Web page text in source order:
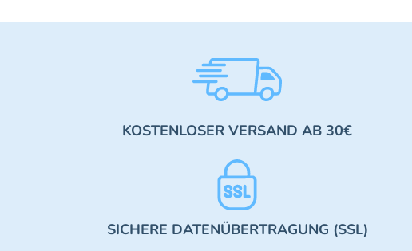
KOSTENLOSER VERSAND AB 30€
SICHERE DATENÜBERTRAGUNG (SSL)